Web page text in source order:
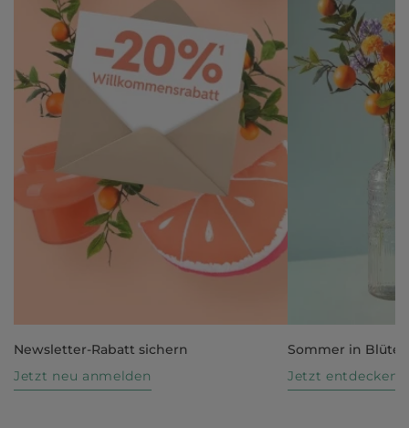
Newsletter-Rabatt sichern
Jetzt neu anmelden
Sommer in Blüte
Jetzt entdecken